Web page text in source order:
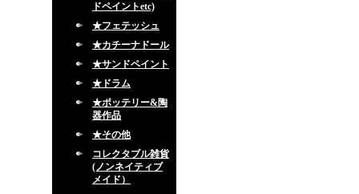
ドペイントetc)
★フェテッシュ
★カチーナドール
★サンドペイント
★ドラム
★ポッテリー&陶
器作品
★その他
コレクタブル雑貨
(ノンネイティブ
メイド）